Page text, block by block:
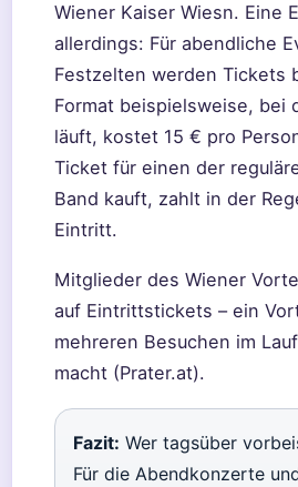
Wiener Kaiser Wiesn. Eine
allerdings: Für abendliche
Festzelten werden Tickets
Format beispielsweise, bei
läuft, kostet 15 € pro
Ticket für einen der
Band kauft, zahlt in der
Eintritt.
Mitglieder des Wiener
auf Eintrittstickets – ein
mehreren Besuchen im
macht (Prater.at).
Fazit: Wer tagsüber
Für die Abendkonzerte